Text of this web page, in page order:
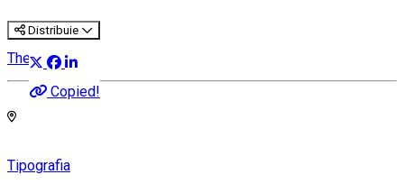
Distribuie
Copied!
Theatre
Tipografia